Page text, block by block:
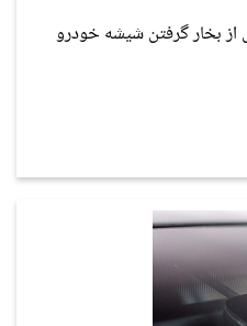
از بخار گرفتن شیشه خودرو